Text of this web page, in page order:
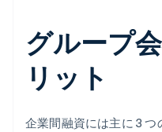
グループ
リット
企業間融資には主に 3